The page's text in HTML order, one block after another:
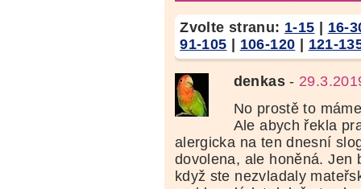
Zvolte stranu: 1-15 | 16-
91-105 | 106-120 | 121-
denkas-
No prostě to
Ale abych řekla
alergicka na ten dnesní
dovolena, ale honěná. Jen
když ste nezvladaly